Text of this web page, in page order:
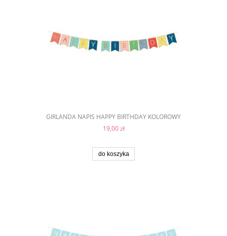
GIRLANDA NAPIS HAPPY BIRTHDAY KOLOROWY
19,00 zł
do koszyka